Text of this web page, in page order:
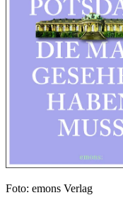
Foto: emons Verlag